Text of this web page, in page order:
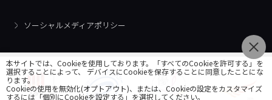
ソーシャルメディアポリシー
本サイトでは、Cookieを使用しております。「すべてのCookieを許可する」を
選択することによって、 デバイスにCookieを保存することに同意したことにな
ります。
Cookieの使用を無効化(オプトアウト)、または、Cookieの設定をカスタマイズ
するには「個別にCookieを設定する」を選択してください。